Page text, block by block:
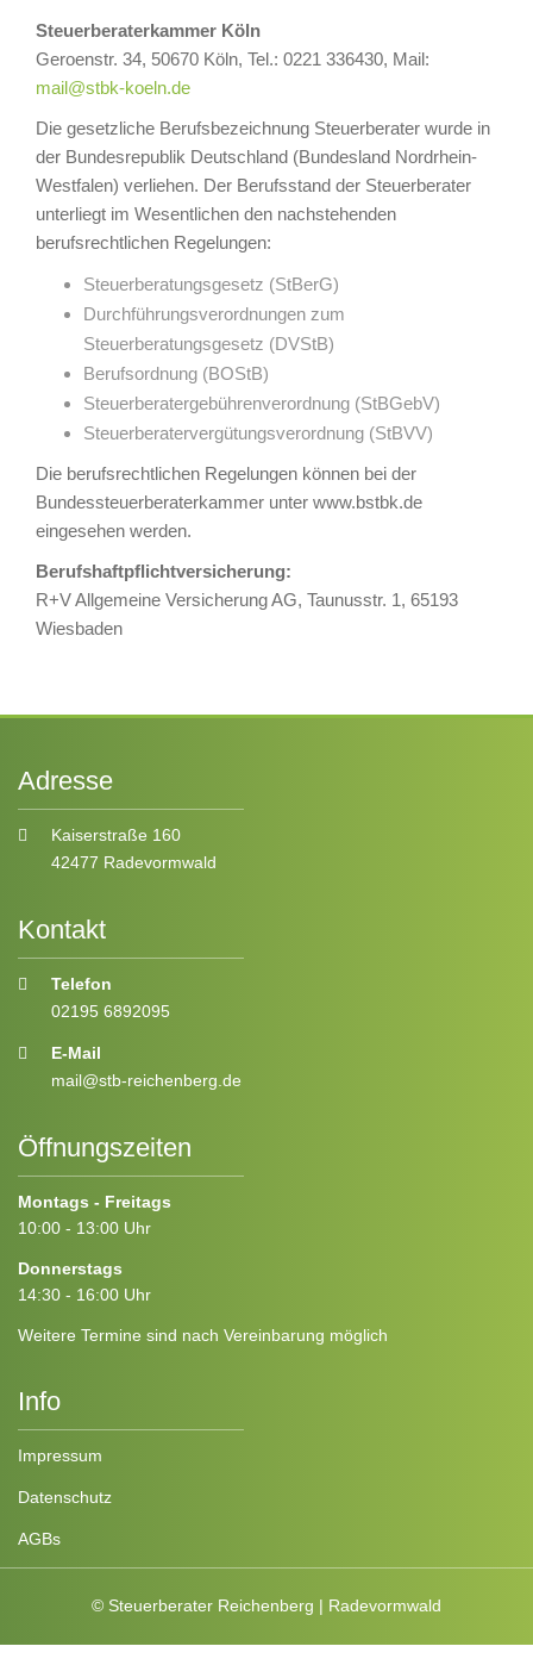
Steuerberaterkammer Köln
Geroenstr. 34, 50670 Köln, Tel.: 0221 336430, Mail:
mail@stbk-koeln.de
Die gesetzliche Berufsbezeichnung Steuerberater wurde in
der Bundesrepublik Deutschland (Bundesland Nordrhein-
Westfalen) verliehen. Der Berufsstand der Steuerberater
unterliegt im Wesentlichen den nachstehenden
berufsrechtlichen Regelungen:
Steuerberatungsgesetz (StBerG)
Durchführungsverordnungen zum
Steuerberatungsgesetz (DVStB)
Berufsordnung (BOStB)
Steuerberatergebührenverordnung (StBGebV)
Steuerberatervergütungsverordnung (StBVV)
Die berufsrechtlichen Regelungen können bei der
Bundessteuerberaterkammer unter www.bstbk.de
eingesehen werden.
Berufshaftpflichtversicherung:
R+V Allgemeine Versicherung AG, Taunusstr. 1, 65193
Wiesbaden
Adresse
Kaiserstraße 160
42477 Radevormwald
Kontakt
Telefon
02195 6892095
E-Mail
mail@stb-reichenberg.de
Öffnungszeiten
Montags - Freitags
10:00 - 13:00 Uhr
Donnerstags
14:30 - 16:00 Uhr
Weitere Termine sind nach Vereinbarung möglich
Info
Impressum
Datenschutz
AGBs
© Steuerberater Reichenberg | Radevormwald